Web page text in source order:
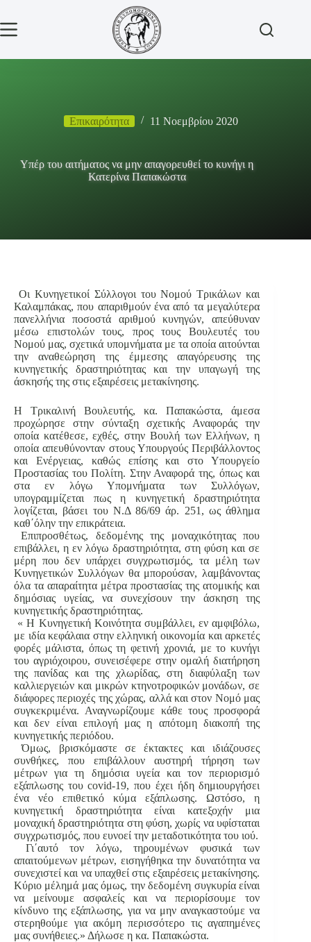
περιεχόμενο
Επικαιρότητα 11 Νοεμβρίου 2020
Υπέρ του αιτήματος να μην απαγορευθεί το κυνήγι η
Κατερίνα Παπακώστα
Οι Κυνηγετικοί Σύλλογοι του Νομού Τρικάλων και
Καλαμπάκας, που απαριθμούν ένα από τα μεγαλύτερα
πανελλήνια ποσοστά αριθμού κυνηγών, απεύθυναν
μέσω επιστολών τους, προς τους Βουλευτές του
Νομού μας, σχετικά υπομνήματα με τα οποία αιτούνται
την αναθεώρηση της έμμεσης απαγόρευσης της
κυνηγετικής δραστηριότητας και την υπαγωγή της
άσκησής της στις εξαιρέσεις μετακίνησης.
Η Τρικαλινή Βουλευτής, κα. Παπακώστα, άμεσα
προχώρησε στην σύνταξη σχετικής Αναφοράς την
οποία κατέθεσε, εχθές, στην Βουλή των Ελλήνων, η
οποία απευθύνονταν στους Υπουργούς Περιβάλλοντος
και Ενέργειας, καθώς επίσης και στο Υπουργείο
Προστασίας του Πολίτη. Στην Αναφορά της, όπως και
στα εν λόγω Υπομνήματα των Συλλόγων,
υπογραμμίζεται πως η κυνηγετική δραστηριότητα
λογίζεται, βάσει του Ν.Δ 86/69 άρ. 251, ως άθλημα
καθ΄όλην την επικράτεια.
Επιπροσθέτως, δεδομένης της μοναχικότητας που
επιβάλλει, η εν λόγω δραστηριότητα, στη φύση και σε
μέρη που δεν υπάρχει συγχρωτισμός, τα μέλη των
Κυνηγετικών Συλλόγων θα μπορούσαν, λαμβάνοντας
όλα τα απαραίτητα μέτρα προστασίας της ατομικής και
δημόσιας υγείας, να συνεχίσουν την άσκηση της
κυνηγετικής δραστηριότητας.
« Η Κυνηγετική Κοινότητα συμβάλλει, εν αμφιβόλω,
με ιδία κεφάλαια στην ελληνική οικονομία και αρκετές
φορές μάλιστα, όπως τη φετινή χρονιά, με το κυνήγι
του αγριόχοιρου, συνεισέφερε στην ομαλή διατήρηση
της πανίδας και της χλωρίδας, στη διαφύλαξη των
καλλιεργειών και μικρών κτηνοτροφικών μονάδων, σε
διάφορες περιοχές της χώρας, αλλά και στον Νομό μας
συγκεκριμένα. Αναγνωρίζουμε κάθε τους προσφορά
και δεν είναι επιλογή μας η απότομη διακοπή της
κυνηγετικής περιόδου.
Όμως, βρισκόμαστε σε έκτακτες και ιδιάζουσες
συνθήκες, που επιβάλλουν αυστηρή τήρηση των
μέτρων για τη δημόσια υγεία και τον περιορισμό
εξάπλωσης του covid-19, που έχει ήδη δημιουργήσει
ένα νέο επιθετικό κύμα εξάπλωσης. Ωστόσο, η
κυνηγετική δραστηριότητα είναι κατεξοχήν μια
μοναχική δραστηριότητα στη φύση, χωρίς να υφίσταται
συγχρωτισμός, που ευνοεί την μεταδοτικότητα του ιού.
Γι΄αυτό τον λόγω, τηρουμένων φυσικά των
απαιτούμενων μέτρων, εισηγήθηκα την δυνατότητα να
συνεχιστεί και να υπαχθεί στις εξαιρέσεις μετακίνησης.
Κύριο μέλημά μας όμως, την δεδομένη συγκυρία είναι
να μείνουμε ασφαλείς και να περιορίσουμε τον
κίνδυνο της εξάπλωσης, για να μην αναγκαστούμε να
στερηθούμε για ακόμη περισσότερο τις αγαπημένες
μας συνήθειες.» Δήλωσε η κα. Παπακώστα.